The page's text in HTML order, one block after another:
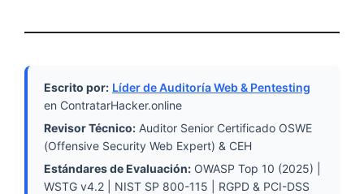
Escrito por: Líder de Auditoría Web & Pentesting
en ContratarHacker.online
Revisor Técnico: Auditor Senior Certificado OSWE
(Offensive Security Web Expert) & CEH
Estándares de Evaluación: OWASP Top 10 (2025) |
WSTG v4.2 | NIST SP 800-115 | RGPD & PCI-DSS